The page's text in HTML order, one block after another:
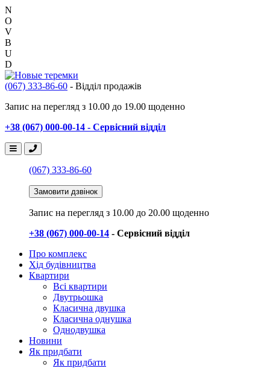
N
O
V
B
U
D
(067) 333-86-60 - Відділ продажів
Запис на перегляд з 10.00 до 19.00 щоденно
+38 (067) 000-00-14 - Сервісний відділ
(067) 333-86-60
Замовити дзвінок
Запис на перегляд з 10.00 до 20.00 щоденно
+38 (067) 000-00-14 - Сервісний відділ
Про комплекс
Хід будівництва
Квартири
Всі квартири
Двутрьошка
Класична двушка
Класична однушка
Однодвушка
Новини
Як придбати
Як придбати